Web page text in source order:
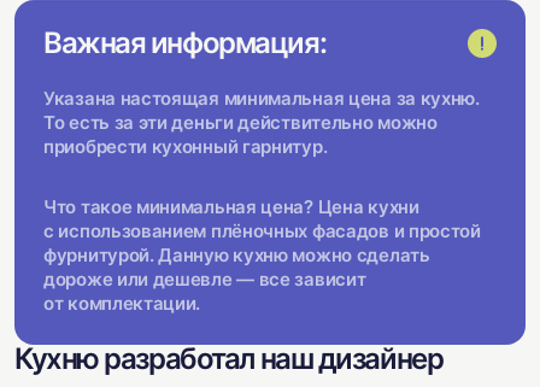
Важная информация:
Указана настоящая минимальная цена за кухню.
То есть за эти деньги действительно можно
приобрести кухонный гарнитур.
Что такое минимальная цена? Цена кухни
с использованием плёночных фасадов и простой
фурнитурой. Данную кухню можно сделать
дороже или дешевле — все зависит
от комплектации.
Кухню разработал наш дизайнер